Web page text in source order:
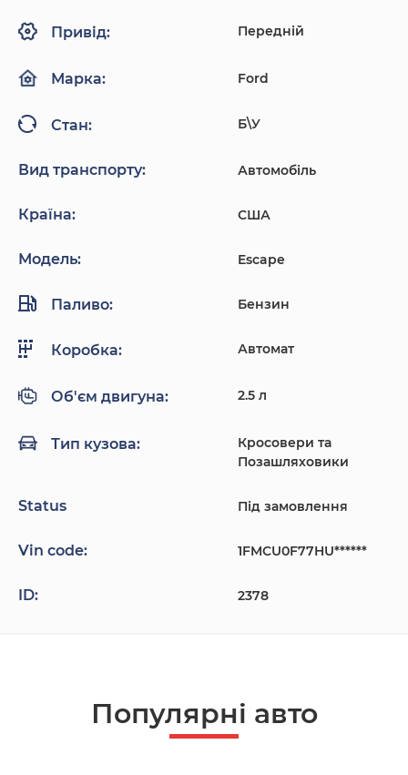
Привід: Передній
Марка: Ford
Стан: Б\У
Вид транспорту: Автомобіль
Країна: США
Модель: Escape
Паливо: Бензин
Коробка: Автомат
Об'єм двигуна: 2.5 л
Тип кузова:
Кросовери та
Позашляховики
Status Під замовлення
Vin code: 1FMCU0F77HU******
ID: 2378
Популярнi авто